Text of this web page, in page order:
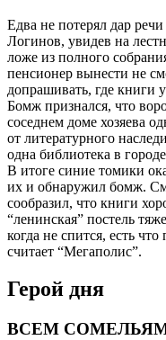
Едва не потерял дар
Логинов, увидев на
ложе из полного
пенсионер вынести не
допрашивать, где книги
Бомж признался, что
соседнем доме хозяева
от литературного
одна библиотека в
В итоге синие томики
их и обнаружил бомж.
сообразил, что книги
“ленинская” постель
когда не спится, есть
считает “Мегаполис”.
Герой дня
ВСЕМ